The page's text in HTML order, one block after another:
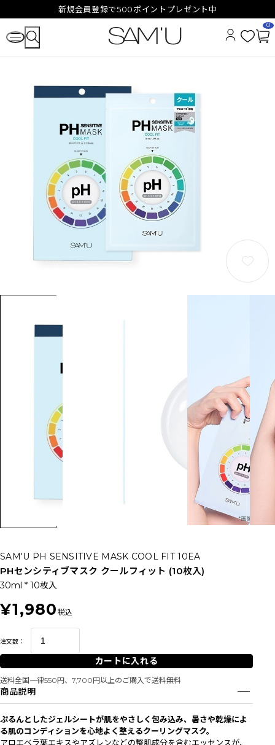
新規会員登録で500ポイントプレゼント中
0
SAM'U PH SENSITIVE MASK COOL FIT 10EA
PHセンシティブマスク クールフィット (10枚入)
30ml * 10枚入
¥1,980 税込
注文数：
カートに入れる
送料全国一律550円、7,700円以上のご購入で送料無料
商品説明
ぷるんとしたジェルシートが肌をやさしく包み込み、暑さや乾燥によ
る肌のコンディションを心地よく整えるクーリングマスク。
アロエベラ葉エキスやアズレンなどの整肌成分を含むエッセンスが、